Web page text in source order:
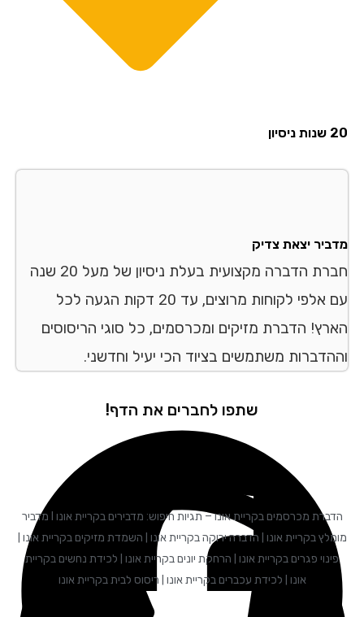
20 שנות ניסיון
מדביר יצאת צדיק
חברת הדברה מקצועית בעלת ניסיון של מעל 20 שנה
עם אלפי לקוחות מרוצים, עד 20 דקות הגעה לכל
הארץ! הדברת מזיקים ומכרסמים, כל סוגי הריסוסים
וההדברות משתמשים בציוד הכי יעיל וחדשני.
שתפו לחברים את הדף!
הדברת מכרסמים בקריית אונו – תגיות חיפוש: מדבירים בקריית אונו I מדביר
מומלץ בקריית אונו | הדברה ירוקה בקריית אונו | השמדת מזיקים בקריית אונו |
פינוי פגרים בקריית אונו | הרחקת יונים בקריית אונו | לכידת נחשים בקריית
אונו | לכידת עכברים בקריית אונו | ריסוס לבית בקריית אונו